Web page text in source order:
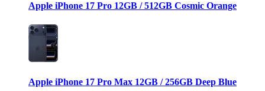
Apple iPhone 17 Pro 12GB / 512GB Cosmic Orange
Apple iPhone 17 Pro Max 12GB / 256GB Deep Blue